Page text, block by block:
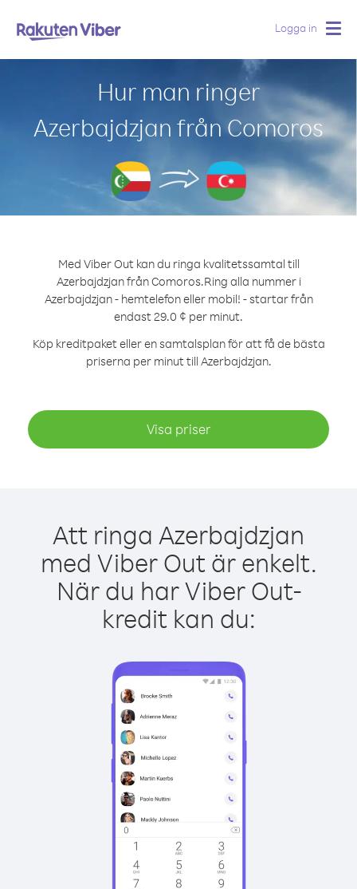
Logga in
Hur man ringer
Azerbajdzjan från Comoros
Med Viber Out kan du ringa kvalitetssamtal till
Azerbajdzjan från Comoros.Ring alla nummer i
Azerbajdzjan - hemtelefon eller mobil! - startar från
endast 29.0 ¢ per minut.
Köp kreditpaket eller en samtalsplan för att få de bästa
priserna per minut till Azerbajdzjan.
Visa priser
Att ringa Azerbajdzjan
med Viber Out är enkelt.
När du har Viber Out-
kredit kan du: